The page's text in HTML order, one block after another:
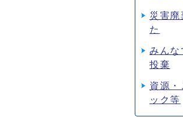
災害廃
た
みんな
投棄
資源・
ック等